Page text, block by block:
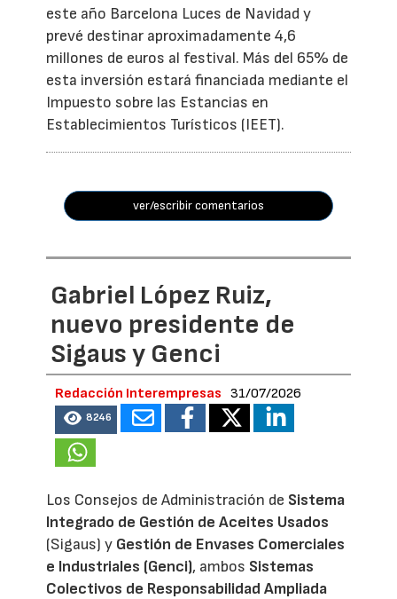
este año Barcelona Luces de Navidad y
prevé destinar aproximadamente 4,6
millones de euros al festival. Más del 65% de
esta inversión estará financiada mediante el
Impuesto sobre las Estancias en
Establecimientos Turísticos (IEET).
ver/escribir comentarios
Gabriel López Ruiz,
nuevo presidente de
Sigaus y Genci
Redacción Interempresas 31/07/2026
8246
Los Consejos de Administración de Sistema
Integrado de Gestión de Aceites Usados
(Sigaus) y Gestión de Envases Comerciales
e Industriales (Genci), ambos Sistemas
Colectivos de Responsabilidad Ampliada